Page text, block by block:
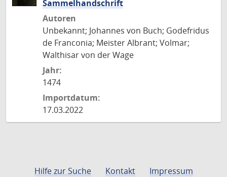
Sammelhandschrift
Autoren
Unbekannt; Johannes von Buch; Godefridus
de Franconia; Meister Albrant; Volmar;
Walthisar von der Wage
Jahr:
1474
Importdatum:
17.03.2022
Hilfe zur Suche Kontakt
Impressum